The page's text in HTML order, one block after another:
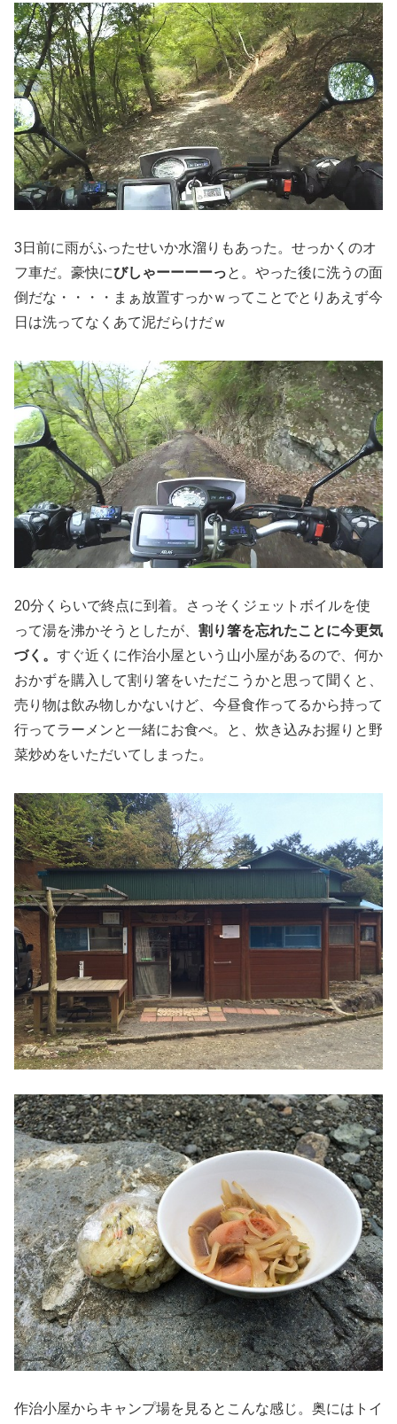
3日前に雨がふったせいか水溜りもあった。せっかくのオ
フ車だ。豪快にびしゃーーーーっと。やった後に洗うの面
倒だな・・・・まぁ放置すっかｗってことでとりあえず今
日は洗ってなくあて泥だらけだｗ
20分くらいで終点に到着。さっそくジェットボイルを使
って湯を沸かそうとしたが、 割り箸を忘れたことに今更気
づく。 すぐ近くに作治小屋という山小屋があるので、何か
おかずを購入して割り箸をいただこうかと思って聞くと、
売り物は飲み物しかないけど、今昼食作ってるから持って
行ってラーメンと一緒にお食べ。と、炊き込みお握りと野
菜炒めをいただいてしまった。
作治小屋からキャンプ場を見るとこんな感じ。奥にはトイ